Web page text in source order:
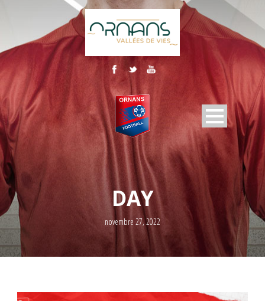
DAY
novembre 27, 2022